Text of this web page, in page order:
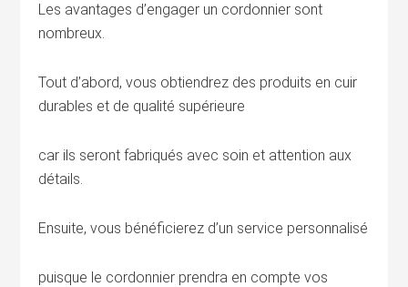
Les avantages d’engager un cordonnier sont
nombreux.
Tout d’abord, vous obtiendrez des produits en cuir
durables et de qualité supérieure
car ils seront fabriqués avec soin et attention aux
détails.
Ensuite, vous bénéficierez d’un service personnalisé
puisque le cordonnier prendra en compte vos